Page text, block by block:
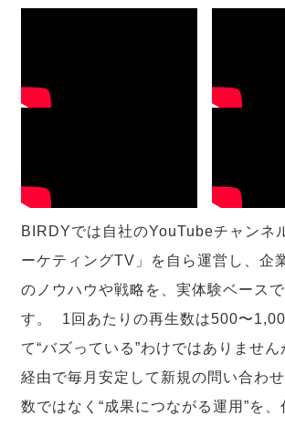
BIRDYでは自社のYouTubeチャンネ
ーケティングTV」を自ら運営し、企
のノウハウや戦略を、実体験ベース
す。 1回あたりの再生数は500〜
て“バズっている”わけではありませ
経由で毎月安定して新規の問い合わ
数ではなく“成果につながる運用”を、